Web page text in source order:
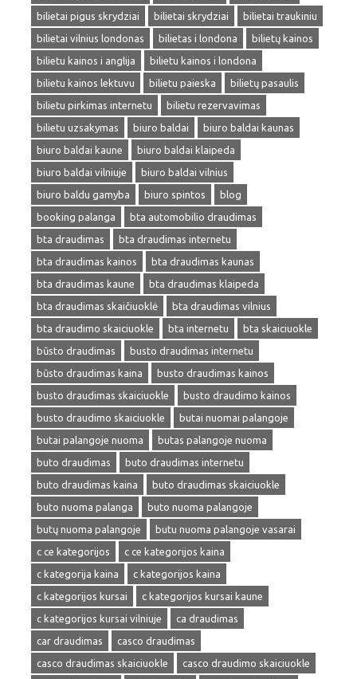
bilietai pigus skrydziai
bilietai skrydziai
bilietai traukiniu
bilietai vilnius londonas
bilietas i londona
bilietų kainos
bilietu kainos i anglija
bilietu kainos i londona
bilietu kainos lektuvu
bilietu paieska
bilietų pasaulis
bilietu pirkimas internetu
bilietu rezervavimas
bilietu uzsakymas
biuro baldai
biuro baldai kaunas
biuro baldai kaune
biuro baldai klaipeda
biuro baldai vilniuje
biuro baldai vilnius
biuro baldu gamyba
biuro spintos
blog
booking palanga
bta automobilio draudimas
bta draudimas
bta draudimas internetu
bta draudimas kainos
bta draudimas kaunas
bta draudimas kaune
bta draudimas klaipeda
bta draudimas skaičiuoklė
bta draudimas vilnius
bta draudimo skaiciuokle
bta internetu
bta skaiciuokle
būsto draudimas
busto draudimas internetu
būsto draudimas kaina
busto draudimas kainos
busto draudimas skaiciuokle
busto draudimo kainos
busto draudimo skaiciuokle
butai nuomai palangoje
butai palangoje nuoma
butas palangoje nuoma
buto draudimas
buto draudimas internetu
buto draudimas kaina
buto draudimas skaiciuokle
buto nuoma palanga
buto nuoma palangoje
butų nuoma palangoje
butu nuoma palangoje vasarai
c ce kategorijos
c ce kategorijos kaina
c kategorija kaina
c kategorijos kaina
c kategorijos kursai
c kategorijos kursai kaune
c kategorijos kursai vilniuje
ca draudimas
car draudimas
casco draudimas
casco draudimas skaiciuokle
casco draudimo skaiciuokle